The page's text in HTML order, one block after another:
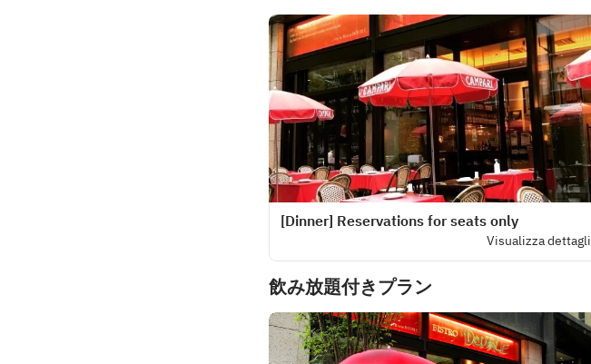
[Dinner] Reservations for seats only
Visualizza dettagli
飲み放題付きプラン